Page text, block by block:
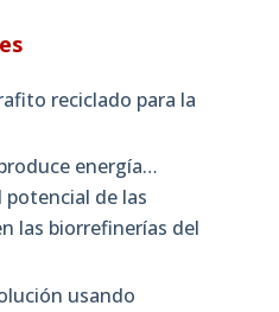
reciclado para la
energía…
potencial de las
las biorrefinerías del
usando